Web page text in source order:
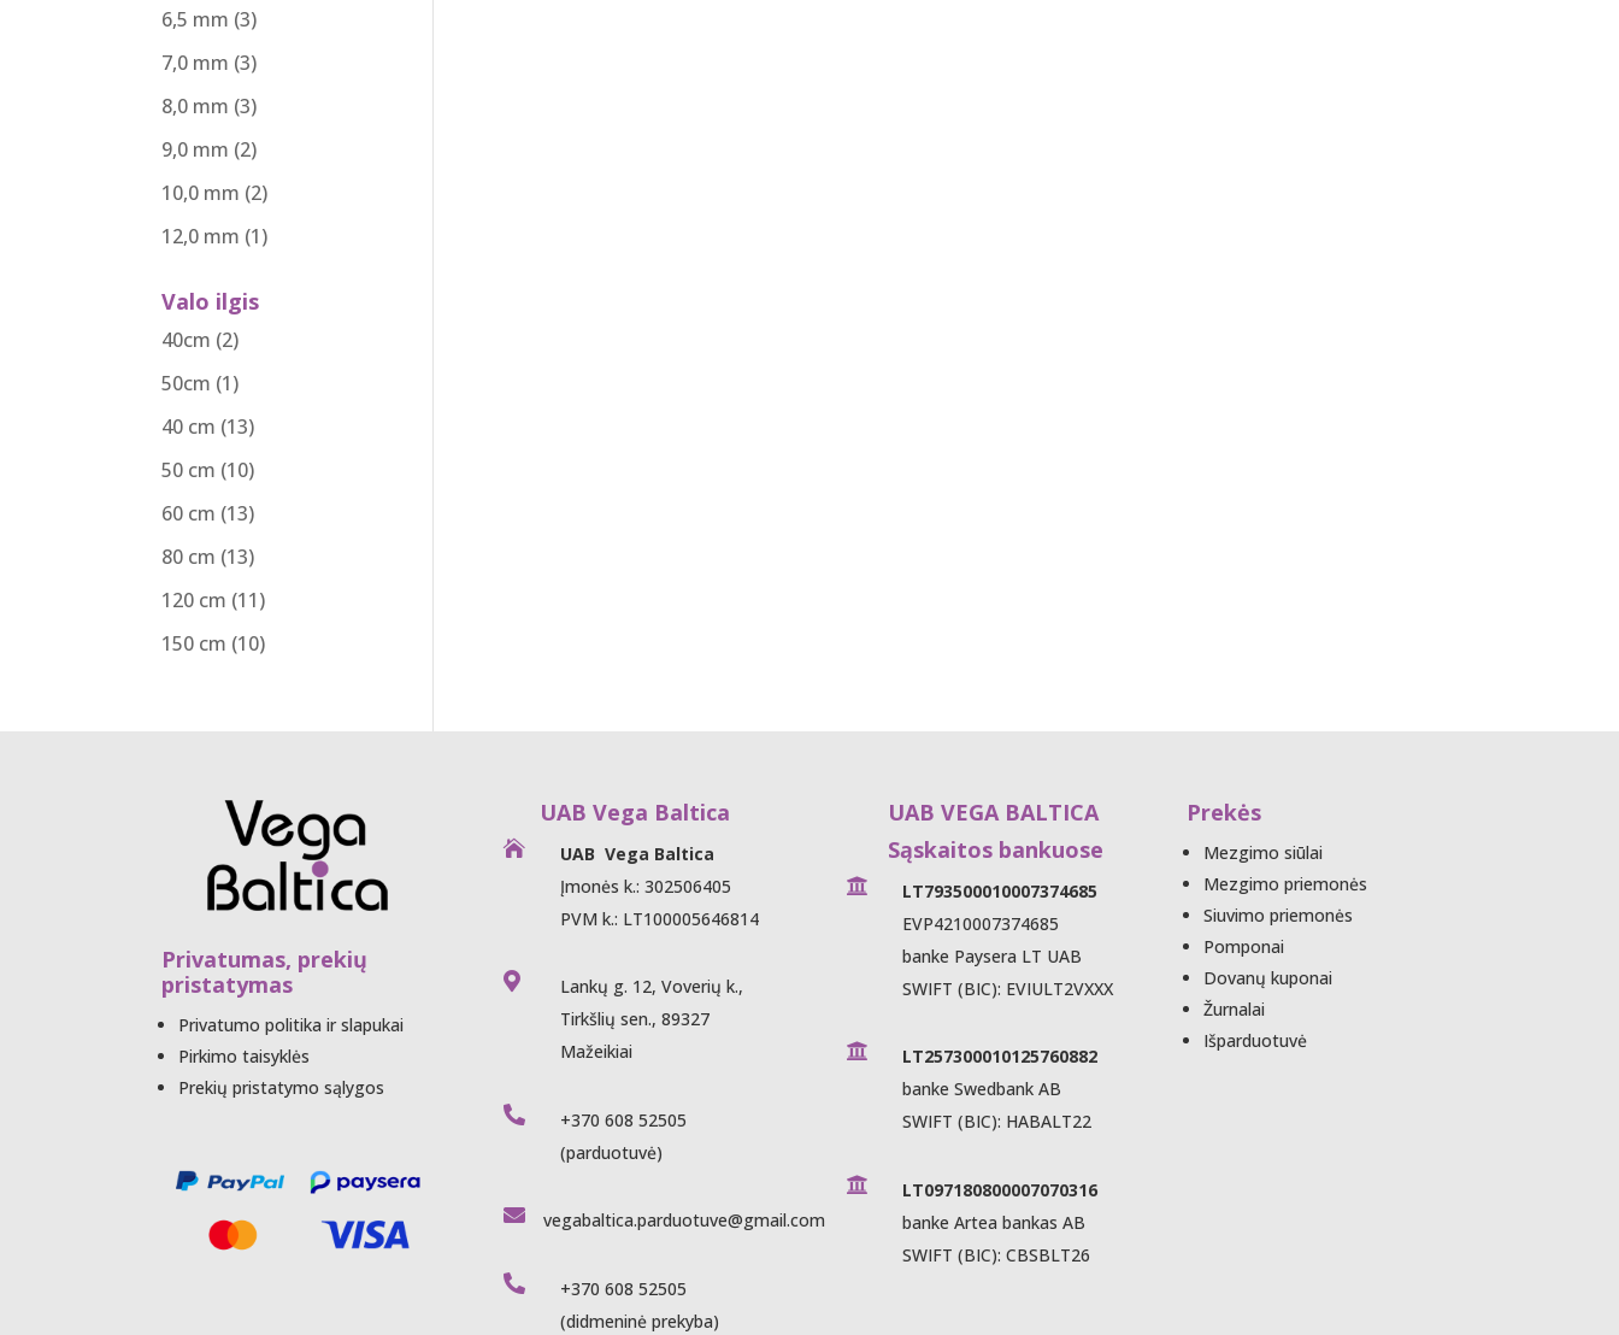
6,5 mm (3)
7,0 mm (3)
8,0 mm (3)
9,0 mm (2)
10,0 mm (2)
12,0 mm (1)
Valo ilgis
40cm (2)
50cm (1)
40 cm (13)
50 cm (10)
60 cm (13)
80 cm (13)
120 cm (11)
150 cm (10)
Privatumas, prekių
pristatymas
Privatumo politika ir slapukai
Pirkimo taisyklės
Prekių pristatymo sąlygos
UAB Vega Baltica

UAB Vega Baltica
Įmonės k.: 302506405
PVM k.: LT100005646814

Lankų g. 12, Voverių k.,
Tirkšlių sen., 89327
Mažeikiai

+370 608 52505
(parduotuvė)
 vegabaltica.parduotuve@gmail.com

+370 608 52505
(didmeninė prekyba)
UAB VEGA BALTICA
Sąskaitos bankuose

LT793500010007374685
EVP4210007374685
banke Paysera LT UAB
SWIFT (BIC): EVIULT2VXXX

LT257300010125760882
banke Swedbank AB
SWIFT (BIC): HABALT22

LT097180800007070316
banke Artea bankas AB
SWIFT (BIC): CBSBLT26
Prekės
Mezgimo siūlai
Mezgimo priemonės
Siuvimo priemonės
Pomponai
Dovanų kuponai
Žurnalai
Išparduotuvė